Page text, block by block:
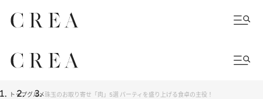
トップグルメ珠玉のお取り寄せ「肉」5選 パーティを盛り上げる食卓の主役！